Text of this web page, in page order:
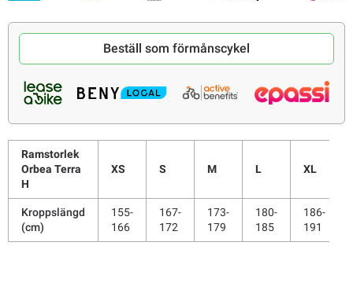
Beställ som förmånscykel
Ramstorlek
Orbea Terra
H
XS S M L XL
Kroppslängd
(cm)
155-
166
167-
172
173-
179
180-
185
186-
191